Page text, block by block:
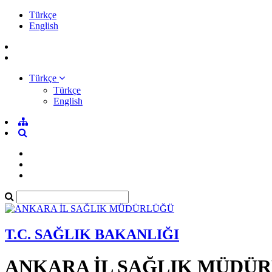
Türkçe
English
Türkçe
Türkçe
English
T.C. SAĞLIK BAKANLIĞI
ANKARA İL SAĞLIK